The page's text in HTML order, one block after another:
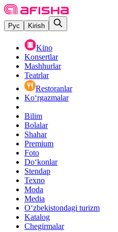
Рус Kirish
Kino
Konsertlar
Mashhurlar
Teatrlar
Restoranlar
Ko‘rgazmalar
Bilim
Bolalar
Shahar
Premium
Foto
Do‘konlar
Stendap
Texno
Moda
Media
O‘zbekistondagi turizm
Katalog
Chegirmalar